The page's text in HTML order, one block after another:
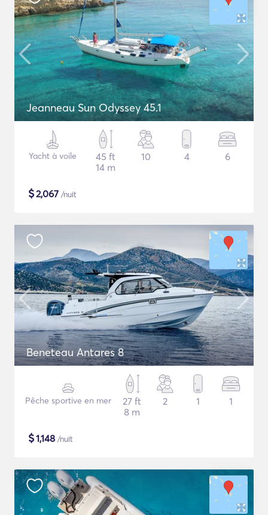
Jeanneau Sun Odyssey 45.1
Yacht à voile
45 ft
14 m
10 4 6
$2,067 /nuit
Beneteau Antares 8
Pêche sportive en mer
27 ft
8 m
2 1 1
$1,148 /nuit